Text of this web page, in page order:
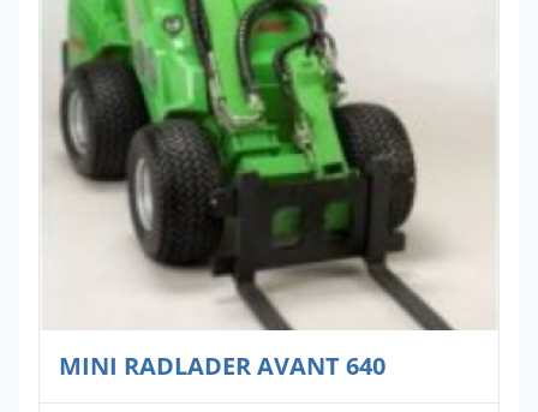
MINI RADLADER AVANT 640